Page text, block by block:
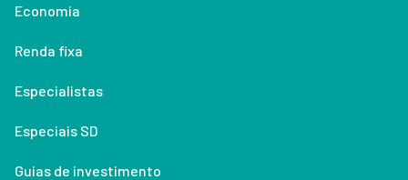
Economia
Renda fixa
Especialistas
Especiais SD
Guias de investimento